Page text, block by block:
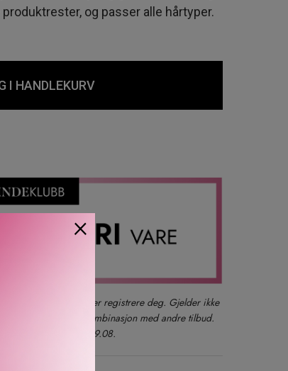
og passer alle hårtyper.
I HANDLEKURV
også kan logge inn eller registrere deg. Gjelder ikke
gavesett eller i kombinasjon med andre tilbud.
per kunde t.o.m. 09.08.
×